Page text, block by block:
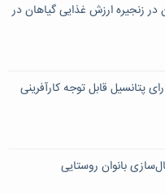
در زنجیره ارزش غذایی گیاهان در
پتانسیل قابل توجه کارآفرینی
بانوان روستایی